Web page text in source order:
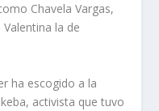
Chavela Vargas,
la de
ha escogido a la
activista que tuvo